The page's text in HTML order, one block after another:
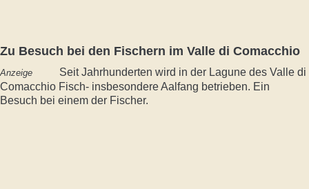
Zu Besuch bei den Fischern im Valle di Comacchio
Anzeige
Seit Jahrhunderten wird in der Lagune des Valle di
Comacchio Fisch- insbesondere Aalfang betrieben. Ein
Besuch bei einem der Fischer.